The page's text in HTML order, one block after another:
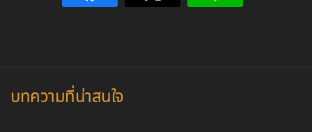
บทความที่น่าสนใจ